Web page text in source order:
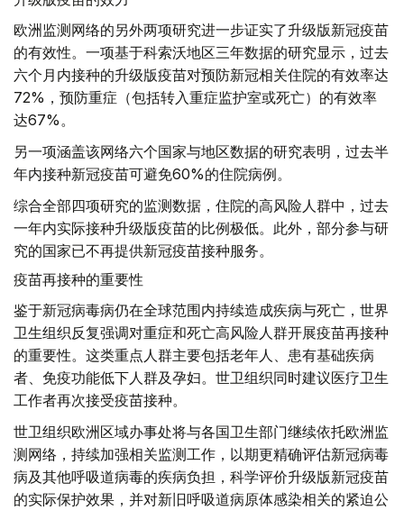
欧洲监测网络的另外两项研究进一步证实了升级版新冠疫苗
的有效性。一项基于科索沃地区三年数据的研究显示，过去
六个月内接种的升级版疫苗对预防新冠相关住院的有效率达
72%，预防重症（包括转入重症监护室或死亡）的有效率
达67%。
另一项涵盖该网络六个国家与地区数据的研究表明，过去半
年内接种新冠疫苗可避免60%的住院病例。
综合全部四项研究的监测数据，住院的高风险人群中，过去
一年内实际接种升级版疫苗的比例极低。此外，部分参与研
究的国家已不再提供新冠疫苗接种服务。
疫苗再接种的重要性
鉴于新冠病毒病仍在全球范围内持续造成疾病与死亡，世界
卫生组织反复强调对重症和死亡高风险人群开展疫苗再接种
的重要性。这类重点人群主要包括老年人、患有基础疾病
者、免疫功能低下人群及孕妇。世卫组织同时建议医疗卫生
工作者再次接受疫苗接种。
世卫组织欧洲区域办事处将与各国卫生部门继续依托欧洲监
测网络，持续加强相关监测工作，以期更精确评估新冠病毒
病及其他呼吸道病毒的疾病负担，科学评价升级版新冠疫苗
的实际保护效果，并对新旧呼吸道病原体感染相关的紧迫公